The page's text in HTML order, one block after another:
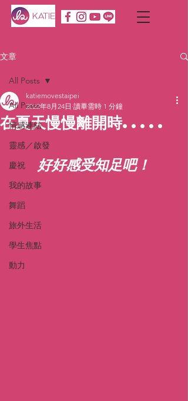
文章
All Posts
情感連結
靈感／啟發
慶祝
我的故事
舞蹈
旅外生活
學生焦點
動力
All Posts
在夏天慢慢離開時.....
katiemovestaipei
2022年8月24日 讀畢需時 1 分鐘
好好感受知足吧！